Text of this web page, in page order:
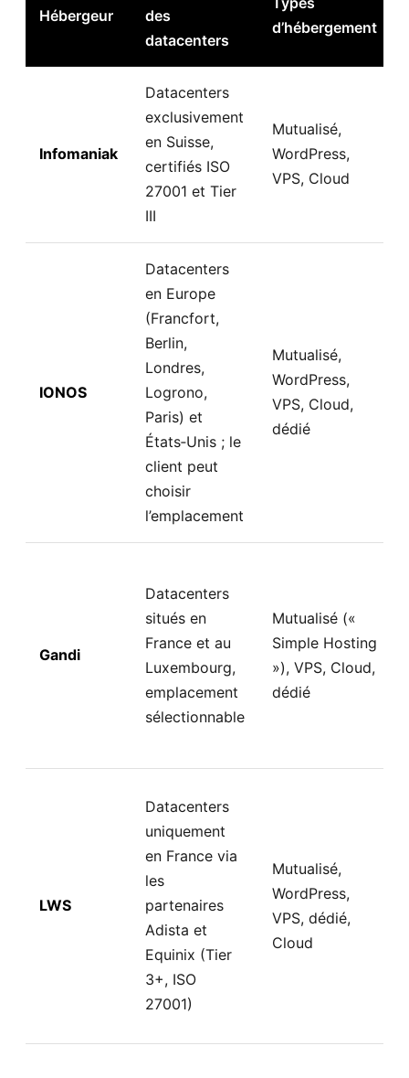
Hébergeur
des
datacenters
d’hébergement
Infomaniak
Datacenters
exclusivement
en Suisse,
certifiés ISO
27001 et Tier
III
Mutualisé,
WordPress,
VPS, Cloud
IONOS
Datacenters
en Europe
(Francfort,
Berlin,
Londres,
Logrono,
Paris) et
États‑Unis ; le
client peut
choisir
l’emplacement
Mutualisé,
WordPress,
VPS, Cloud,
dédié
Gandi
Datacenters
situés en
France et au
Luxembourg,
emplacement
sélectionnable
Mutualisé («
Simple Hosting
»), VPS, Cloud,
dédié
LWS
Datacenters
uniquement
en France via
les
partenaires
Adista et
Equinix (Tier
3+, ISO
27001)
Mutualisé,
WordPress,
VPS, dédié,
Cloud